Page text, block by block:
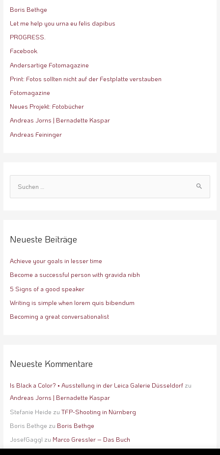
Boris Bethge
Let me help you urna eu felis dapibus
PROGRESS.
Facebook.
Andersartige Fotomagazine
Print: Fotos sollten nicht auf der Festplatte verstauben
Fotomagazine
Neues Projekt: Fotobücher
Andreas Jorns | Bernadette Kaspar
Andreas Feininger
u
e
n
a
c
Neueste Beiträge
Achieve your goals in lesser time
Become a successful person with gravida nibh
5 Signs of a good speaker
Writing is simple when lorem quis bibendum
Becoming a great conversationalist
Neueste Kommentare
Is Black a Color? • Ausstellung in der Leica Galerie Düsseldorfzu
Andreas Jorns | Bernadette Kaspar
Stefanie Heide zu TFP-Shooting in Nürnberg
Boris Bethge zu Boris Bethge
JosefGaggl zu Marco Gressler – Das Buch